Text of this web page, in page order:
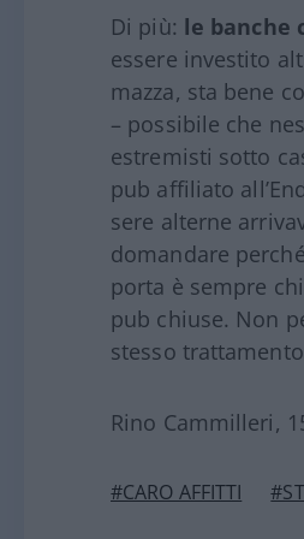
Di più: le banche
essere investito
mazza, sta bene
– possibile che
estremisti sotto
pub affiliato
sere alterne
domandare
porta è sempre
pub chiuse. Non
stesso
Rino Cammilleri,
#CARO AFFITTI